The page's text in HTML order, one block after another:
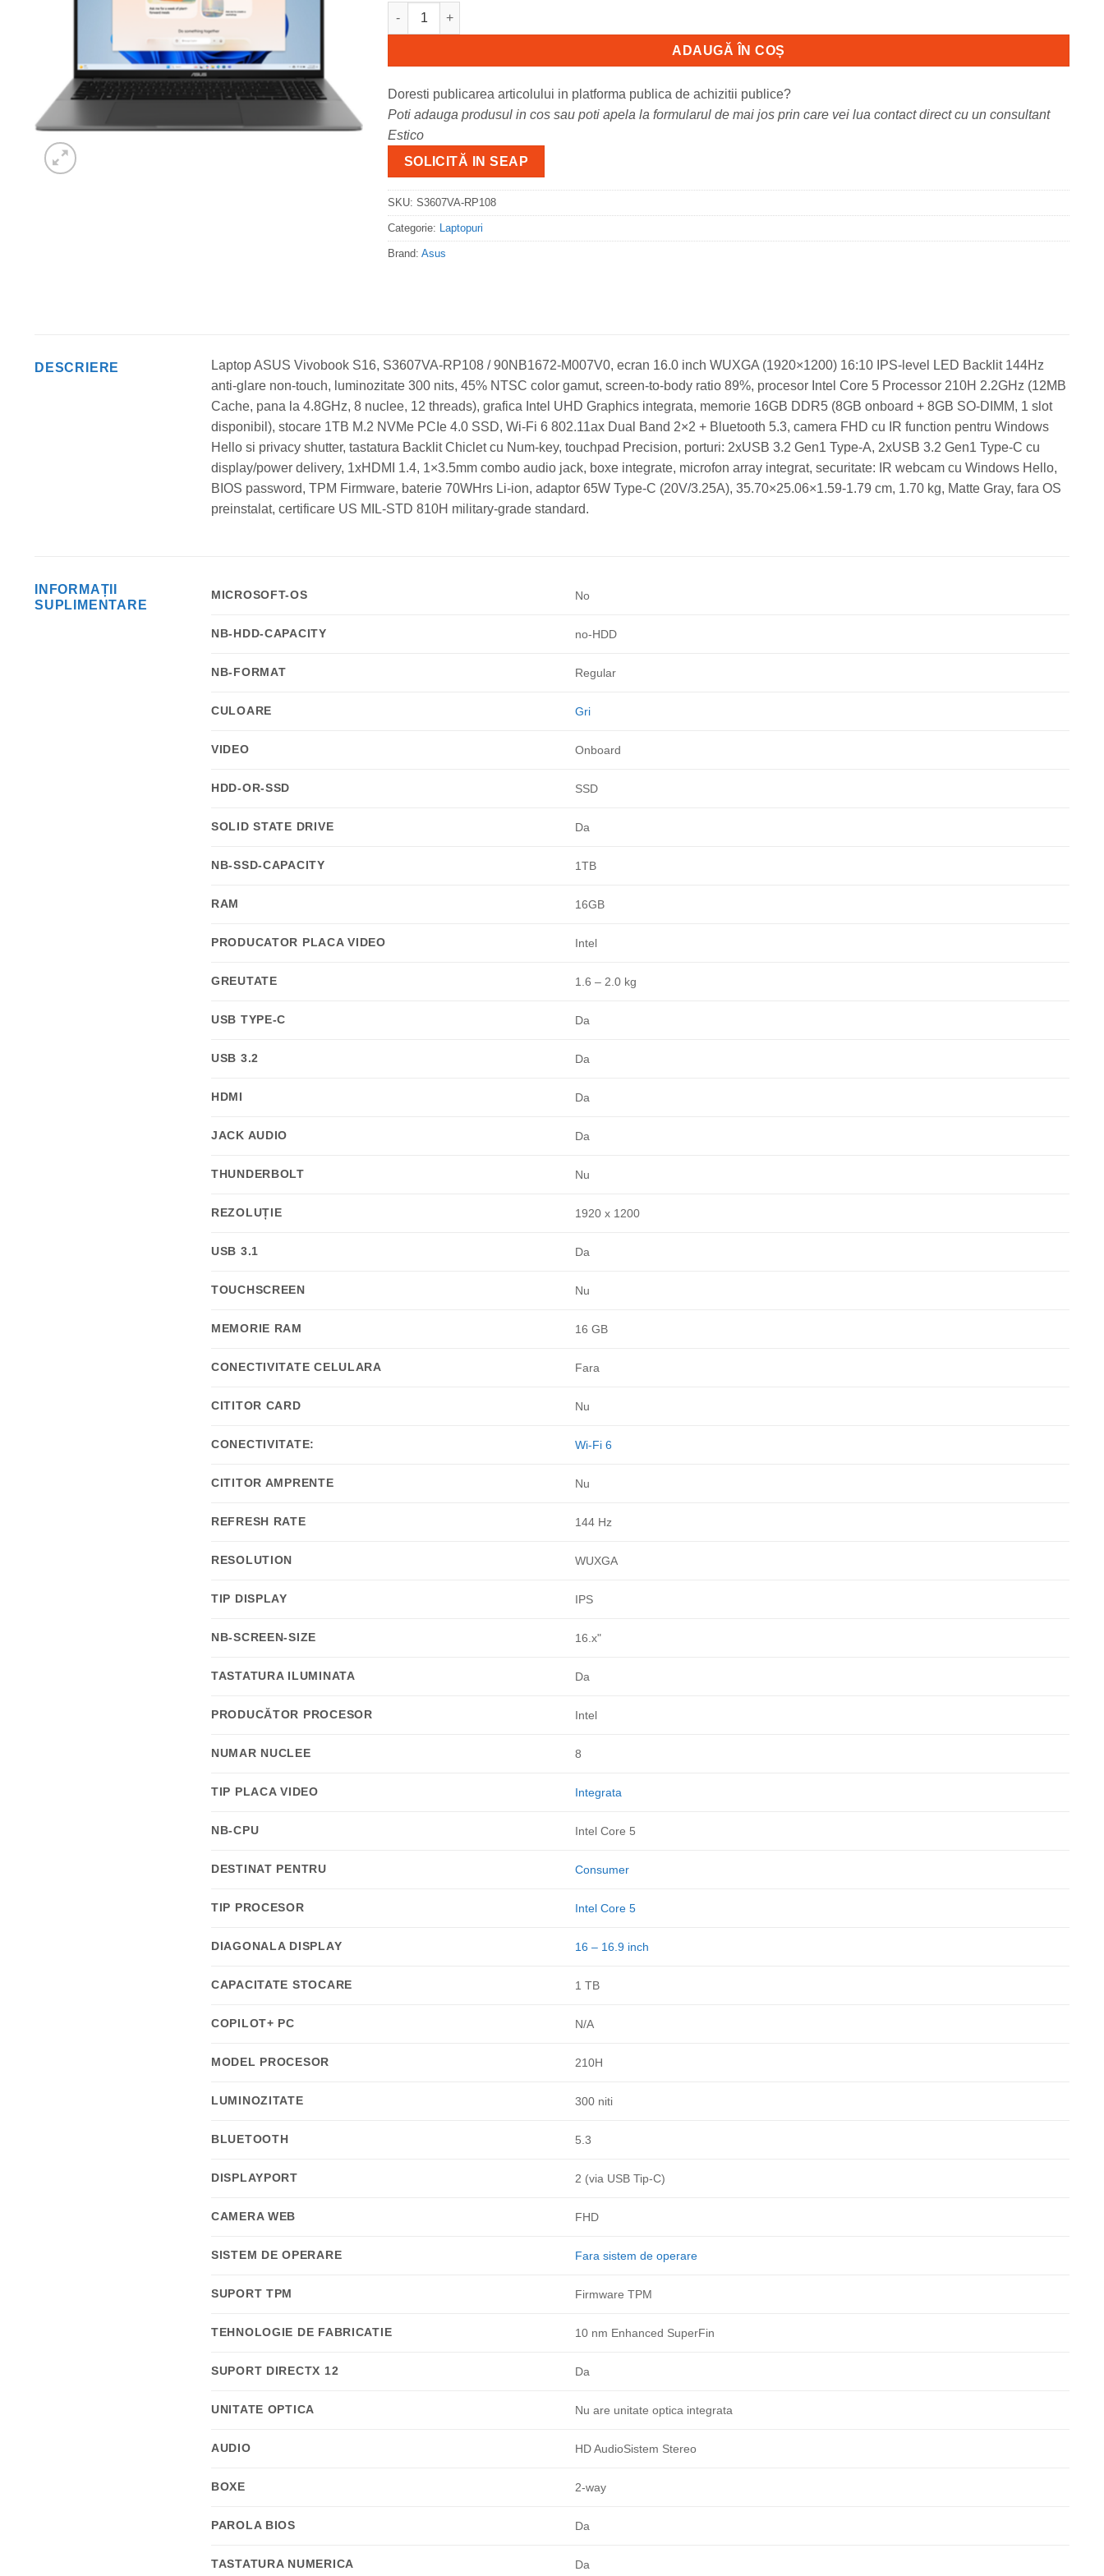
Cantitate Laptop Consumer ASUS Vivobook S16 S3607VA, cu procesor Intel Core
ADAUGĂ ÎN COȘ
Doresti publicarea articolului in platforma publica de achizitii publice?
Poti adauga produsul in cos sau poti apela la formularul de mai jos prin care vei lua contact direct cu un consultant
Estico
SOLICITĂ IN SEAP
SKU: S3607VA-RP108
Categorie: Laptopuri
Brand: Asus
DESCRIERE
Laptop ASUS Vivobook S16, S3607VA-RP108 / 90NB1672-M007V0, ecran 16.0 inch WUXGA (1920×1200) 16:10 IPS-level LED Backlit 144Hz
anti-glare non-touch, luminozitate 300 nits, 45% NTSC color gamut, screen-to-body ratio 89%, procesor Intel Core 5 Processor 210H 2.2GHz (12MB
Cache, pana la 4.8GHz, 8 nuclee, 12 threads), grafica Intel UHD Graphics integrata, memorie 16GB DDR5 (8GB onboard + 8GB SO-DIMM, 1 slot
disponibil), stocare 1TB M.2 NVMe PCIe 4.0 SSD, Wi-Fi 6 802.11ax Dual Band 2×2 + Bluetooth 5.3, camera FHD cu IR function pentru Windows
Hello si privacy shutter, tastatura Backlit Chiclet cu Num-key, touchpad Precision, porturi: 2xUSB 3.2 Gen1 Type-A, 2xUSB 3.2 Gen1 Type-C cu
display/power delivery, 1xHDMI 1.4, 1×3.5mm combo audio jack, boxe integrate, microfon array integrat, securitate: IR webcam cu Windows Hello,
BIOS password, TPM Firmware, baterie 70WHrs Li-ion, adaptor 65W Type-C (20V/3.25A), 35.70×25.06×1.59-1.79 cm, 1.70 kg, Matte Gray, fara OS
preinstalat, certificare US MIL-STD 810H military-grade standard.
INFORMAȚII
SUPLIMENTARE
MICROSOFT-OS No
NB-HDD-CAPACITY no-HDD
NB-FORMAT Regular
CULOARE Gri
VIDEO Onboard
HDD-OR-SSD SSD
SOLID STATE DRIVE Da
NB-SSD-CAPACITY 1TB
RAM 16GB
PRODUCATOR PLACA VIDEO Intel
GREUTATE 1.6 – 2.0 kg
USB TYPE-C Da
USB 3.2 Da
HDMI Da
JACK AUDIO Da
THUNDERBOLT Nu
REZOLUȚIE 1920 x 1200
USB 3.1 Da
TOUCHSCREEN Nu
MEMORIE RAM 16 GB
CONECTIVITATE CELULARA Fara
CITITOR CARD Nu
CONECTIVITATE: Wi-Fi 6
CITITOR AMPRENTE Nu
REFRESH RATE 144 Hz
RESOLUTION WUXGA
TIP DISPLAY IPS
NB-SCREEN-SIZE 16.x"
TASTATURA ILUMINATA Da
PRODUCĂTOR PROCESOR Intel
NUMAR NUCLEE 8
TIP PLACA VIDEO Integrata
NB-CPU Intel Core 5
DESTINAT PENTRU Consumer
TIP PROCESOR Intel Core 5
DIAGONALA DISPLAY 16 – 16.9 inch
CAPACITATE STOCARE 1 TB
COPILOT+ PC N/A
MODEL PROCESOR 210H
LUMINOZITATE 300 niti
BLUETOOTH 5.3
DISPLAYPORT 2 (via USB Tip-C)
CAMERA WEB FHD
SISTEM DE OPERARE Fara sistem de operare
SUPORT TPM Firmware TPM
TEHNOLOGIE DE FABRICATIE 10 nm Enhanced SuperFin
SUPORT DIRECTX 12 Da
UNITATE OPTICA Nu are unitate optica integrata
AUDIO HD AudioSistem Stereo
BOXE 2-way
PAROLA BIOS Da
TASTATURA NUMERICA Da